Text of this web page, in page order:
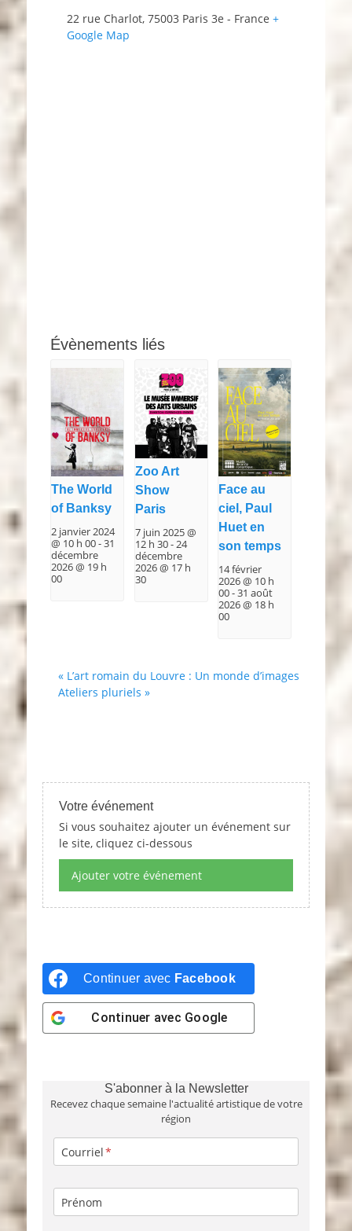
22 rue Charlot, 75003 Paris 3e - France +
Google Map
Évènements liés
The World
of Banksy
2 janvier 2024
@ 10 h 00-31
décembre
2026 @ 19 h
00
Zoo Art
Show
Paris
7 juin 2025 @
12 h 30-24
décembre
2026 @ 17 h
30
Face au
ciel, Paul
Huet en
son temps
14 février
2026 @ 10 h
00-31 août
2026 @ 18 h
00
« L’art romain du Louvre : Un monde d’images
Ateliers pluriels »
Votre événement
Si vous souhaitez ajouter un événement sur
le site, cliquez ci-dessous
Ajouter votre événement
Continuer avec Facebook
Continuer avec Google
S'abonner à la Newsletter
Recevez chaque semaine l'actualité artistique de votre
région
Courriel
Prénom